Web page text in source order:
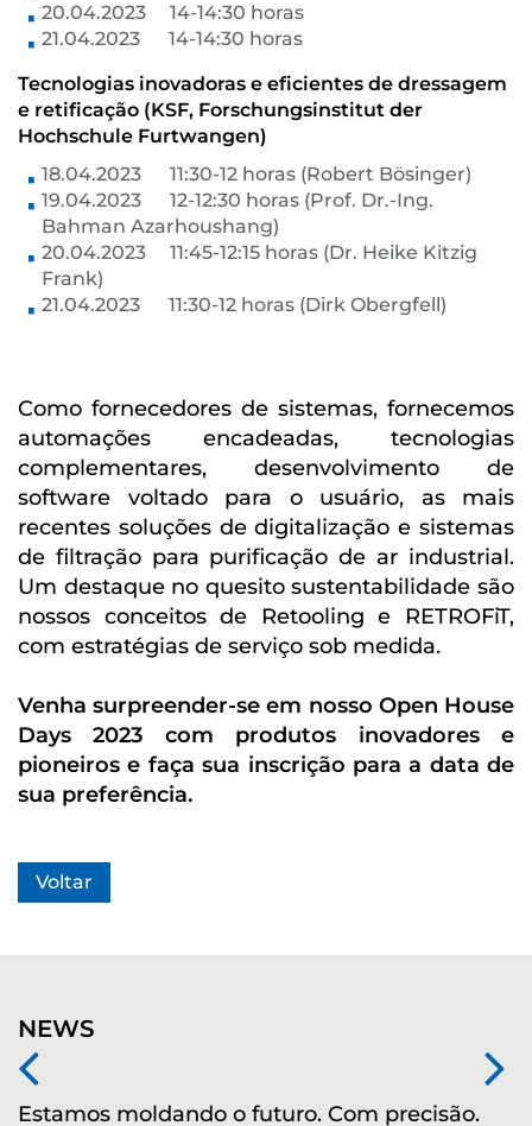
20.04.2023 14-14:30 horas
21.04.2023 14-14:30 horas
Tecnologias inovadoras e eficientes de dressagem
e retificação (KSF, Forschungsinstitut der
Hochschule Furtwangen)
18.04.2023 11:30-12 horas (Robert Bösinger)
19.04.2023 12-12:30 horas (Prof. Dr.-Ing.
Bahman Azarhoushang)
20.04.2023 11:45-12:15 horas (Dr. Heike Kitzig
Frank)
21.04.2023 11:30-12 horas (Dirk Obergfell)
Como fornecedores de sistemas, fornecemos
automações encadeadas, tecnologias
complementares, desenvolvimento de
software voltado para o usuário, as mais
recentes soluções de digitalização e sistemas
de filtração para purificação de ar industrial.
Um destaque no quesito sustentabilidade são
nossos conceitos de Retooling e RETROFiT,
com estratégias de serviço sob medida.
Venha surpreender-se em nosso Open House
Days 2023 com produtos inovadores e
pioneiros e faça sua inscrição para a data de
sua preferência.
Voltar
NEWS
Estamos moldando o futuro. Com precisão.